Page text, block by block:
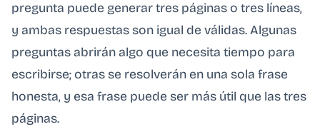
pregunta puede generar tres páginas o tres líneas,
y ambas respuestas son igual de válidas. Algunas
preguntas abrirán algo que necesita tiempo para
escribirse; otras se resolverán en una sola frase
honesta, y esa frase puede ser más útil que las tres
páginas.